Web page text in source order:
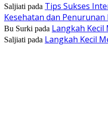
Saljiati pada Tips Sukses
Kesehatan dan Penurunan
Bu Surki pada Langkah Kecil
Saljiati pada Langkah Kecil